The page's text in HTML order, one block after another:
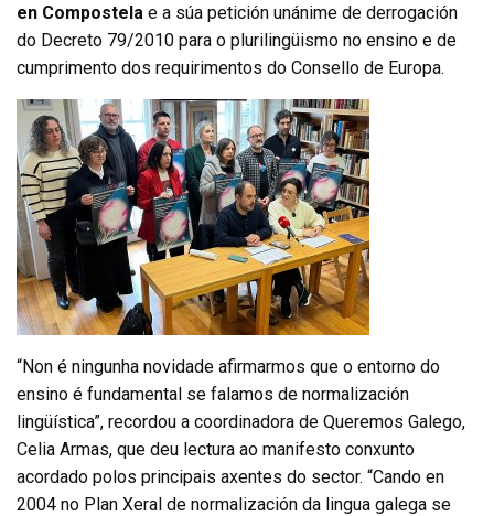
en Compostela e a súa petición unánime de derrogación
do Decreto 79/2010 para o plurilingüismo no ensino e de
cumprimento dos requirimentos do Consello de Europa.
“Non é ningunha novidade afirmarmos que o entorno do
ensino é fundamental se falamos de normalización
lingüística”, recordou a coordinadora de Queremos Galego,
Celia Armas, que deu lectura ao manifesto conxunto
acordado polos principais axentes do sector. “Cando en
2004 no Plan Xeral de normalización da lingua galega se